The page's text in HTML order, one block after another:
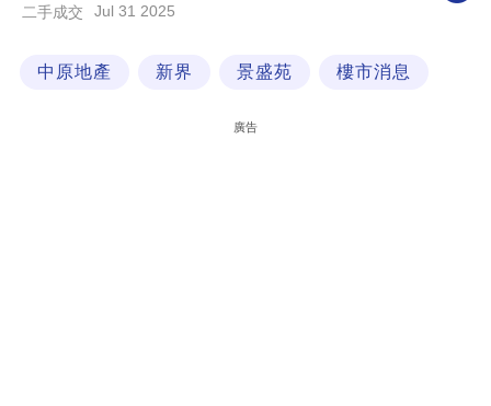
科
二手成交 Jul 31 2025
中原地產 新界 景盛苑 樓市消息
廣告